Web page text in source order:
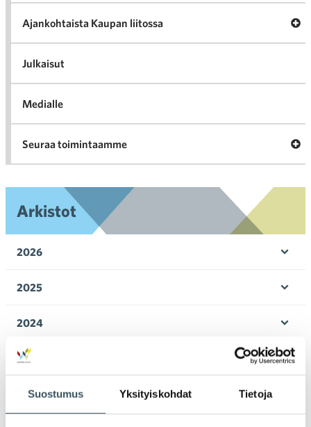
Suostumus Yksityiskohdat Tietoja
Ajankohtaista Kaupan liitossa
Julkaisut
Medialle
Seuraa toimintaamme
Arkistot
2026
2025
2024
2023
2022